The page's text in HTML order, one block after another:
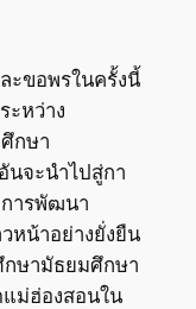
ะขอพรในครั้งนี้
ะหว่าง
กษา
นจะนำไปสู่กา
ารพัฒนา
หน้าอย่างยั่งยืน
กษามัธยมศึกษา
ม่ฮ่องสอนใน